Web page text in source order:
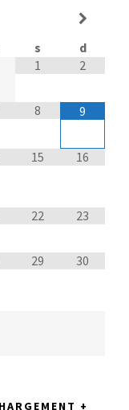
s
d
1
2
8 9
15 16
22 23
29 30
+